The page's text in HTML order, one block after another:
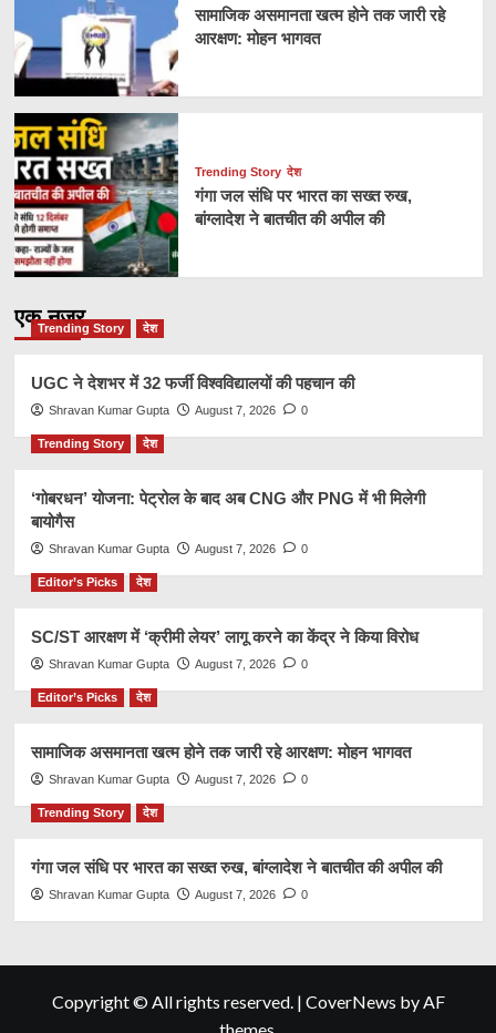
सामाजिक असमानता खत्म होने तक जारी रहे
आरक्षण: मोहन भागवत
Trending Story देश
गंगा जल संधि पर भारत का सख्त रुख,
बांग्लादेश ने बातचीत की अपील की
एक नज़र
Trending Story देश
UGC ने देशभर में 32 फर्जी विश्वविद्यालयों की पहचान की
Shravan Kumar Gupta August 7, 2026 0
Trending Story देश
‘गोबरधन’ योजना: पेट्रोल के बाद अब CNG और PNG में भी मिलेगी
बायोगैस
Shravan Kumar Gupta August 7, 2026 0
Editor’s Picks देश
SC/ST आरक्षण में ‘क्रीमी लेयर’ लागू करने का केंद्र ने किया विरोध
Shravan Kumar Gupta August 7, 2026 0
Editor’s Picks देश
सामाजिक असमानता खत्म होने तक जारी रहे आरक्षण: मोहन भागवत
Shravan Kumar Gupta August 7, 2026 0
Trending Story देश
गंगा जल संधि पर भारत का सख्त रुख, बांग्लादेश ने बातचीत की अपील की
Shravan Kumar Gupta August 7, 2026 0
Copyright © All rights reserved. | CoverNews by AF